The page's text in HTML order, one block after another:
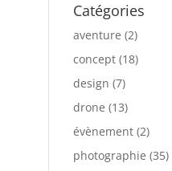
Catégories
aventure (2)
concept (18)
design (7)
drone (13)
évènement (2)
photographie (35)